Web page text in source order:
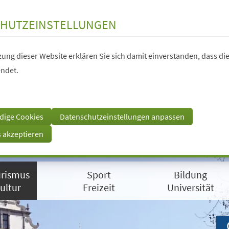
dieser Website erklären Sie sich damit einverstanden, dass
Cookies
Datenschutzeinstellungen anpassen
akzeptieren
Sport
Freizeit
Bildung
Universität